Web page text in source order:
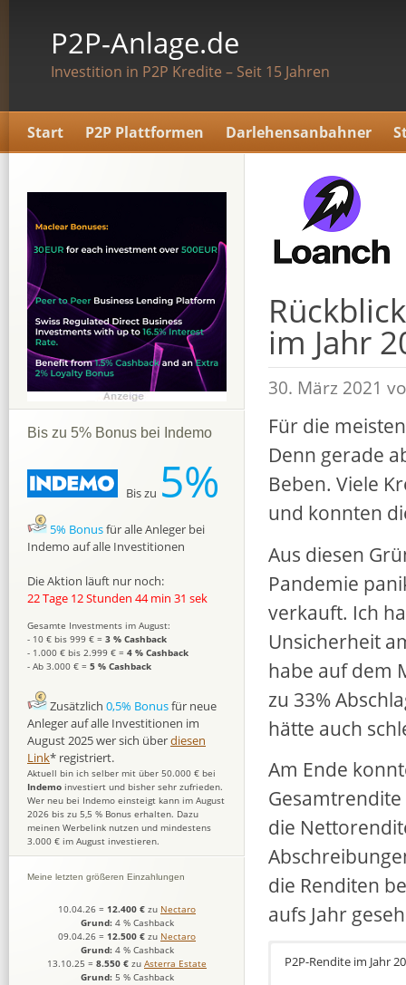
P2P-Anlage.de
Investition in P2P Kredite – Seit 15 Jahren
Start P2P Plattformen Darlehensanbahner
im Jahr
30. März 2021
Für die
Denn gerade
Beben. Viele
und konnten
Aus diesen
Pandemie
verkauft. Ich
Unsicherheit
habe auf dem
zu 33%
hätte auch
Am Ende
Gesamtrendite
die
die Renditen
aufs Jahr
P2P-Rendite im Jahr
Bis zu 5% Bonus bei Indemo
Bis zu 5%
5% Bonusfür alle Anleger bei
Indemo auf alle Investitionen
Die Aktion läuft nur noch:
22 Tage 12 Stunden 44 min 30 sek
Gesamte Investments im August:
- 10 € bis 999 € = 3 % Cashback
- 1.000 € bis 2.999 € = 4 % Cashback
- Ab 3.000 € = 5 % Cashback
Zusätzlich 0,5% Bonusfür neue
Anleger auf alle Investitionen im
August 2025 wer sich überdiesen
Link* registriert.
Aktuell bin ich selber mit über 50.000 € bei
Indemo investiert und bisher sehr zufrieden.
Wer neu bei Indemo einsteigt kann im August
2026 bis zu 5,5 % Bonus erhalten. Dazu
meinen Werbelink nutzen und mindestens
3.000 € im August investieren.
Meine letzten größeren Einzahlungen
10.04.26 = 12.400 € zu Nectaro
Grund: 4 % Cashback
09.04.26 = 12.500 € zu Nectaro
Grund: 4 % Cashback
13.10.25 = 8.550 € zu Asterra Estate
Grund: 5 % Cashback